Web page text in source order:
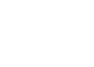
してる
めろよ
民もすご
の軍こんな部隊